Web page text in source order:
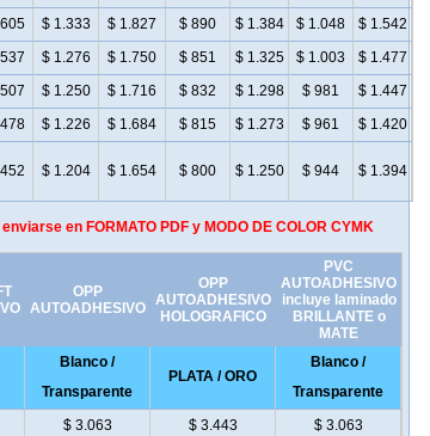
$ 1.333 $ 1.827 $ 890 $ 1.384 $ 1.048 $ 1.542
$ 1.276 $ 1.750 $ 851 $ 1.325 $ 1.003 $ 1.477
$ 1.250 $ 1.716 $ 832 $ 1.298 $ 981 $ 1.447
$ 1.226 $ 1.684 $ 815 $ 1.273 $ 961
$ 1.420
$ 1.204 $ 1.654 $ 800 $ 1.250 $ 944 $ 1.394
en FORMATO PDF y MODO DE COLOR CYMK
OPP
AUTOADHESIVO
OPP
AUTOADHESIVO
HOLOGRAFICO
PVC
AUTOADHESIVO
incluye laminado
BRILLANTE o
MATE
Blanco /
Transparente
PLATA / ORO
Blanco /
Transparente
$ 3.063 $ 3.443 $ 3.063